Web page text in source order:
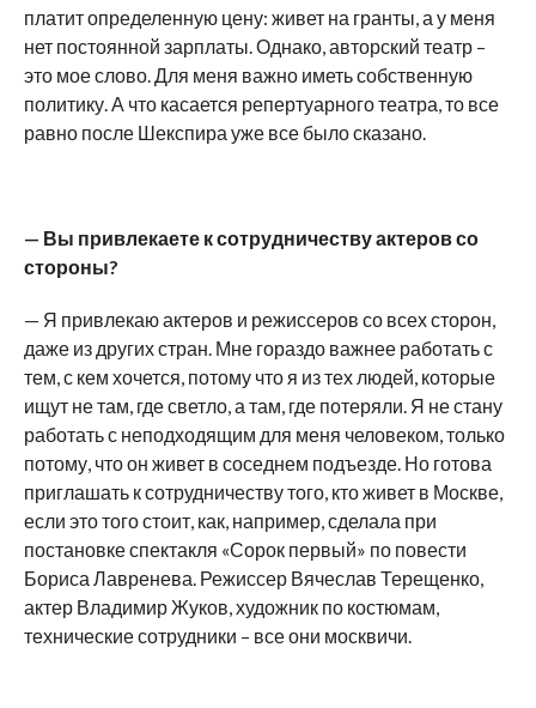
платит определенную цену: живет на гранты, а у меня
нет постоянной зарплаты. Однако, авторский театр –
это мое слово. Для меня важно иметь собственную
политику. А что касается репертуарного театра, то все
равно после Шекспира уже все было сказано.
— Вы привлекаете к сотрудничеству актеров со
стороны?
— Я привлекаю актеров и режиссеров со всех сторон,
даже из других стран. Мне гораздо важнее работать с
тем, с кем хочется, потому что я из тех людей, которые
ищут не там, где светло, а там, где потеряли. Я не стану
работать с неподходящим для меня человеком, только
потому, что он живет в соседнем подъезде. Но готова
приглашать к сотрудничеству того, кто живет в Москве,
если это того стоит, как, например, сделала при
постановке спектакля «Сорок первый» по повести
Бориса Лавренева. Режиссер Вячеслав Терещенко,
актер Владимир Жуков, художник по костюмам,
технические сотрудники – все они москвичи.